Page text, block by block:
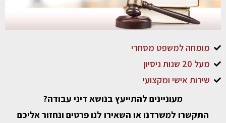
מומחה למשפט מסחרי
מעל 20 שנות ניסיון
שירות אישי ומקצועי
מעוניינים להתייעץ בנושא דיני עבודה?
התקשרו למשרדנו או השאירו לנו פרטים ונחזור אליכם